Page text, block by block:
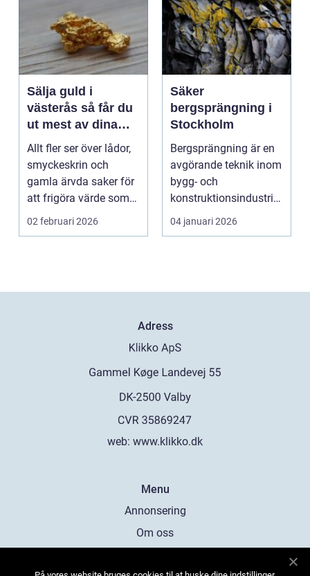
Sälja guld i
västerås så får du
ut mest av dina
smycken och mynt
Allt fler ser över lådor,
smyckeskrin och
gamla ärvda saker för
att frigöra värde som
bara ligger he...
02 februari 2026
Säker
bergsprängning i
Stockholm
Bergsprängning är en
avgörande teknik inom
bygg- och
konstruktionsindustrin.
Den anv&...
04 januari 2026
Adress
web: www.klikko.dk
Menu
Annonsering
Om oss